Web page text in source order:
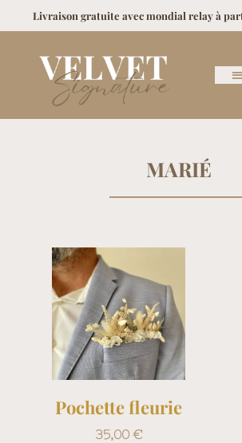
Livraison gratuite avec mondial relay à
MARIÉ
Pochette fleurie
35,00 €